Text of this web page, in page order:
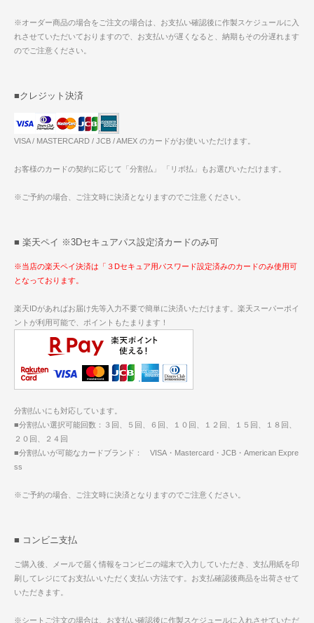
※オーダー商品の場合をご注文の場合は、お支払い確認後に作製スケジュールに入
れさせていただいておりますので、お支払いが遅くなると、納期もその分遅れます
のでご注意ください。
■クレジット決済
VISA / MASTERCARD / JCB / AMEX のカードがお使いいただけます。
お客様のカードの契約に応じて「分割払」 「リボ払」もお選びいただけます。
※ご予約の場合、ご注文時に決済となりますのでご注意ください。
■ 楽天ペイ ※3Dセキュアパス設定済カードのみ可
※当店の楽天ペイ決済は「３Dセキュア用パスワード設定済みのカードのみ使用可
となっております。
楽天IDがあればお届け先等入力不要で簡単に決済いただけます。楽天スーパーポイ
ントが利用可能で、ポイントもたまります！
分割払いにも対応しています。
■分割払い選択可能回数：３回、５回、６回、１０回、１２回、１５回、１８回、
２０回、２４回
■分割払いが可能なカードブランド： VISA・Mastercard・JCB・American Expre
ss
※ご予約の場合、ご注文時に決済となりますのでご注意ください。
■ コンビニ支払
ご購入後、メールで届く情報をコンビニの端末で入力していただき、支払用紙を印
刷してレジにてお支払いいただく支払い方法です。お支払確認後商品を出荷させて
いただきます。
※シートご注文の場合は、お支払い確認後に作製スケジュールに入れさせていただ